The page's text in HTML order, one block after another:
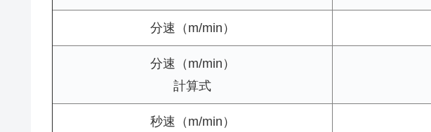
分速（m/min）
分速（m/min）
計算式
秒速（m/min）